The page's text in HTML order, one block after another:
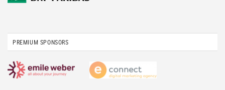
PREMIUM SPONSORS